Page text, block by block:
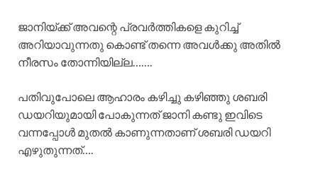
ജാനിയ്ക്ക്‌ അവന്റെ പ്രവർത്തികളെ കുറിച്ച്
അറിയാവുന്നതു കൊണ്ട് തന്നെ അവൾക്കു അതിൽ
നീരസം തോന്നിയില്ല…….
പതിവുപോലെ ആഹാരം കഴിച്ചു കഴിഞ്ഞു ശബരി
ഡയറിയുമായി പോകുന്നത് ജാനി കണ്ടു ഇവിടെ
വന്നപ്പോൾ മുതൽ കാണുന്നതാണ് ശബരി ഡയറി
എഴുതുന്നത്….